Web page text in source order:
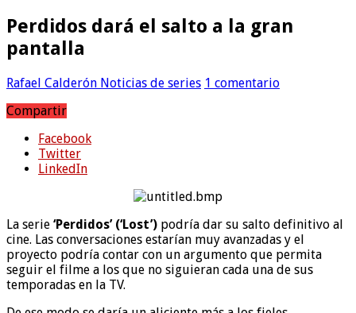
Perdidos dará el salto a la gran
pantalla
Rafael Calderón Noticias de series 1 comentario
Compartir
Facebook
Twitter
LinkedIn
La serie ‘Perdidos’ (‘Lost’) podría dar su salto definitivo al
cine. Las conversaciones estarían muy avanzadas y el
proyecto podría contar con un argumento que permita
seguir el filme a los que no siguieran cada una de sus
temporadas en la TV.